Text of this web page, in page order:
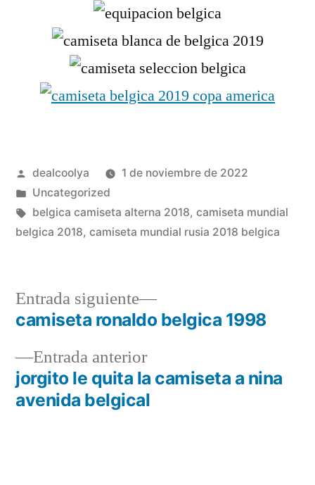
Publicado
por
dealcoolya
1 de noviembre de 2022
Publicado
en
Uncategorized
Etiquetas:
belgica camiseta alterna 2018, camiseta mundial
belgica 2018, camiseta mundial rusia 2018 belgica
Navegación
de
entradas
Entrada anteriorEntrada
anterior:
jorgito le quita la camiseta a nina
avenida belgical
Entrada siguiente
Entrada
siguiente:
camiseta ronaldo belgica 1998